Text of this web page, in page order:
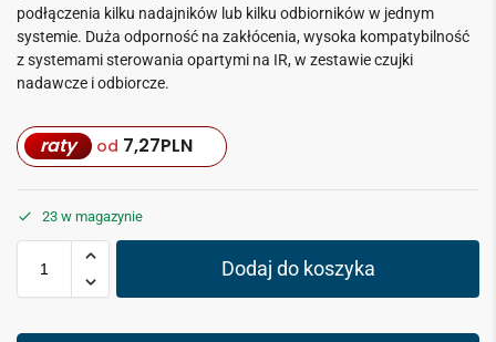
podłączenia kilku nadajników lub kilku odbiorników w jednym
systemie. Duża odporność na zakłócenia, wysoka kompatybilność
z systemami sterowania opartymi na IR, w zestawie czujki
nadawcze i odbiorcze.
raty od 7,27PLN
23 w magazynie
Dodaj do koszyka